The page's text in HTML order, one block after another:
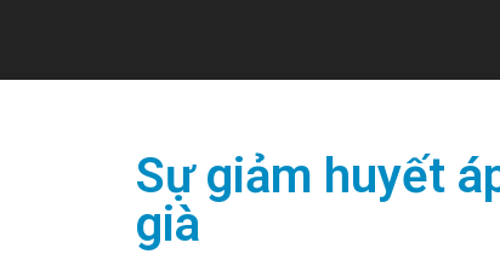
Sự giảm huyết
già